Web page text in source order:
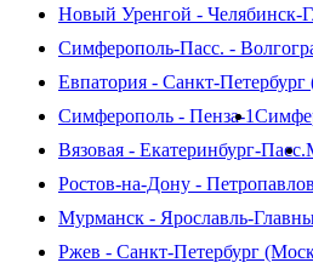
Новый Уренгой - Челябинск-
Симферополь-Пасс. -
Евпатория - Санкт-
Симферополь - Пенза-1
Вязовая - Екатеринбург-Пасс.
Ростов-на-Дону -
Мурманск - Ярославль-
Ржев - Санкт-Петербург